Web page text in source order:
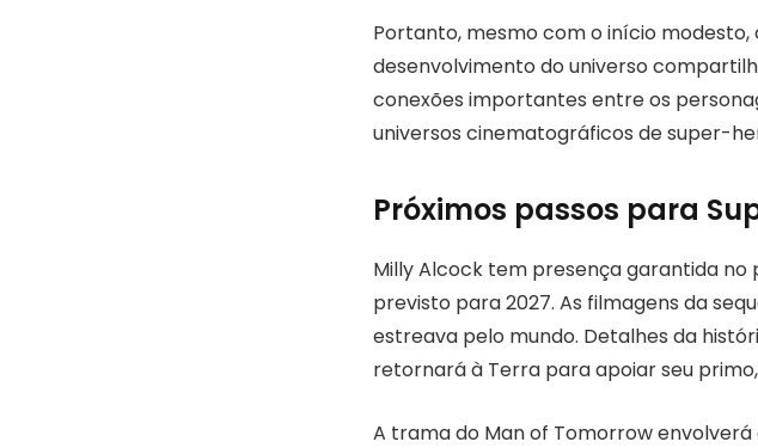
Portanto, mesmo com o início
desenvolvimento do universo
conexões importantes entre os
universos cinematográficos de super-
Próximos passos para
Milly Alcock tem presença garantida no
previsto para 2027. As filmagens da
estreava pelo mundo. Detalhes da
retornará à Terra para apoiar seu
A trama do Man of Tomorrow envolverá